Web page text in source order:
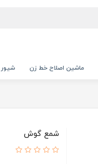
ماشین اصلاح خط زن شیور
شمع گوش